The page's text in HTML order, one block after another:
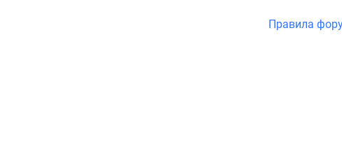
Правила